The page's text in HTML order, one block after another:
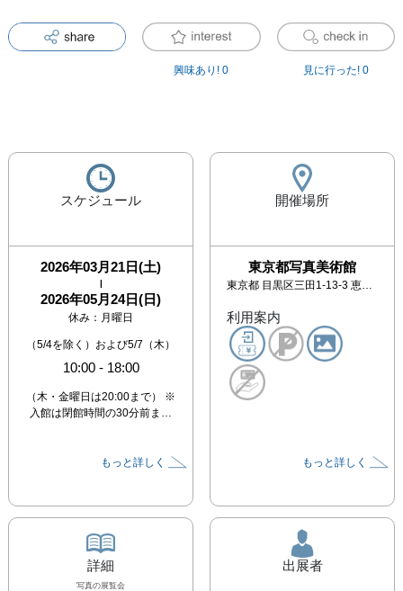
興味あり! 0 見に行った! 0
スケジュール
2026年03月21日(土)
|
2026年05月24日(日)
休み： 月曜日
（5/4を除く）および5/7（木）
10:00- 18:00
（木・金曜日は20:00まで） ※
入館は閉館時間の30分前ま…
もっと詳しく
開催場所
東京都写真美術館
東京都 目黒区三田1-13-3 恵比寿ガーデンプレイス内
利用案内
もっと詳しく
詳細
写真の展覧会
出展者